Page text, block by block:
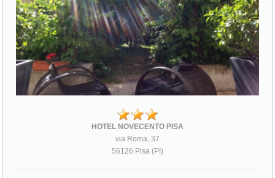
HOTEL NOVECENTO PISA
via Roma, 37
56126 Pisa (PI)